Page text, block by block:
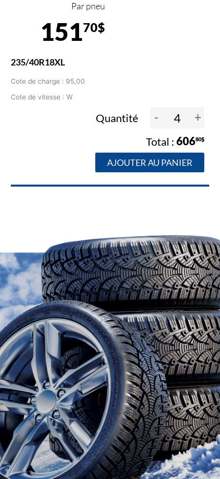
Par pneu
15170$
235/40R18XL
Cote de charge : 95,00
Cote de vitesse : W
Quantité - +
60680$
AJOUTER AU PANIER